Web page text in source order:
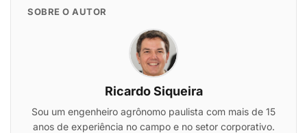
SOBRE O AUTOR
Ricardo Siqueira
Sou um engenheiro agrônomo paulista com mais de 15
anos de experiência no campo e no setor corporativo.